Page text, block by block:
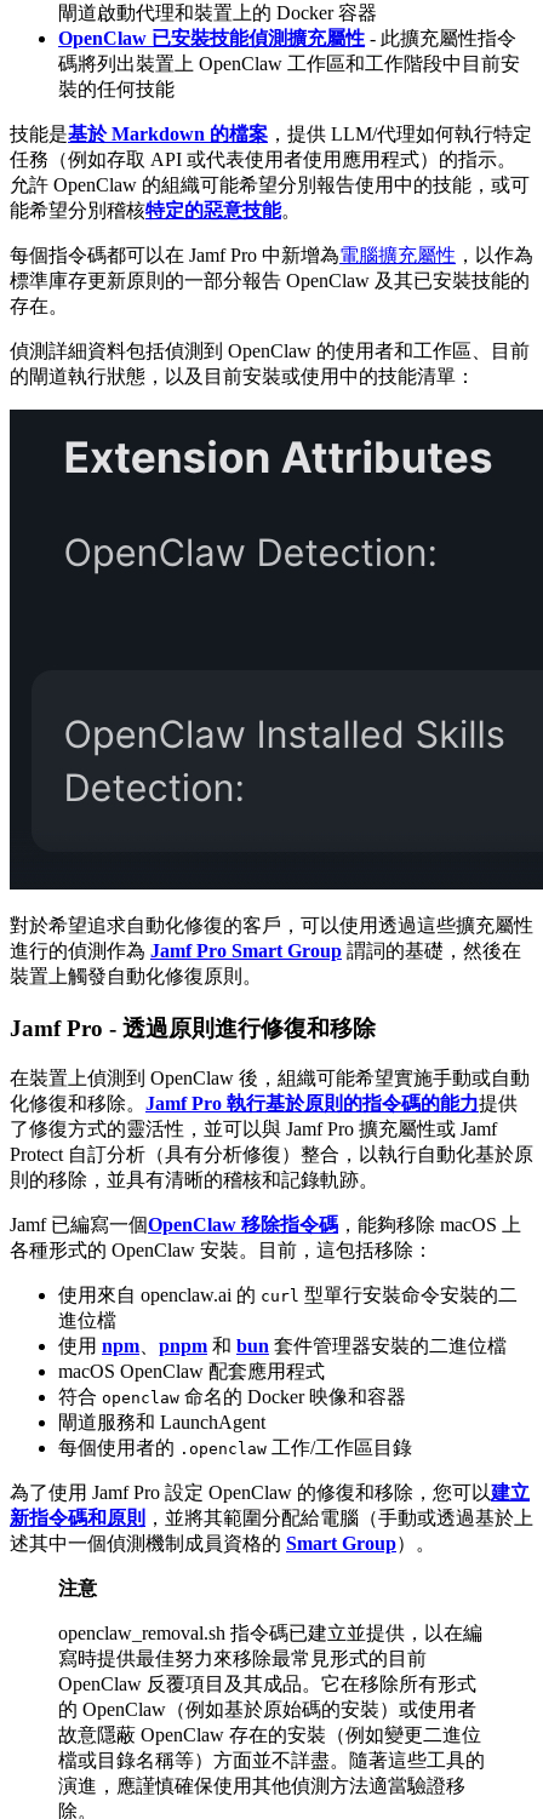
閘道啟動代理和裝置上的 Docker 容器
OpenClaw 已安裝技能偵測擴充屬性 - 此擴充屬性指令
碼將列出裝置上 OpenClaw 工作區和工作階段中目前安
裝的任何技能
技能是基於 Markdown 的檔案 ，提供 LLM/代理如何執行特定
任務（例如存取 API 或代表使用者使用應用程式）的指示。
允許 OpenClaw 的組織可能希望分別報告使用中的技能，或可
能希望分別稽核特定的惡意技能。
每個指令碼都可以在 Jamf Pro 中新增為電腦擴充屬性 ，以作為
標準庫存更新原則的一部分報告 OpenClaw 及其已安裝技能的
存在。
偵測詳細資料包括偵測到 OpenClaw 的使用者和工作區、目前
的閘道執行狀態，以及目前安裝或使用中的技能清單：
對於希望追求自動化修復的客戶，可以使用透過這些擴充屬性
進行的偵測作為 Jamf Pro Smart Group 謂詞的基礎，然後在
裝置上觸發自動化修復原則。
Jamf Pro - 透過原則進行修復和移除
在裝置上偵測到 OpenClaw 後，組織可能希望實施手動或自動
化修復和移除。 Jamf Pro 執行基於原則的指令碼的能力提供
了修復方式的靈活性，並可以與 Jamf Pro 擴充屬性或 Jamf
Protect 自訂分析（具有分析修復）整合，以執行自動化基於原
則的移除，並具有清晰的稽核和記錄軌跡。
Jamf 已編寫一個OpenClaw 移除指令碼 ，能夠移除 macOS 上
各種形式的 OpenClaw 安裝。目前，這包括移除：
使用來自 openclaw.ai 的 curl 型單行安裝命令安裝的二
進位檔
使用 npm pnpm 和 bun 套件管理器安裝的二進位檔
macOS OpenClaw 配套應用程式
符合 openclaw 命名的 Docker 映像和容器
閘道服務和 LaunchAgent
每個使用者的 .openclaw 工作/工作區目錄
為了使用 Jamf Pro 設定 OpenClaw 的修復和移除，您可以建立
新指令碼和原則 ，並將其範圍分配給電腦（手動或透過基於上
述其中一個偵測機制成員資格的 Smart Group）。
注意
openclaw_removal.sh 指令碼已建立並提供，以在編
寫時提供最佳努力來移除最常見形式的目前
OpenClaw 反覆項目及其成品。它在移除所有形式
的 OpenClaw（例如基於原始碼的安裝）或使用者
故意隱蔽 OpenClaw 存在的安裝（例如變更二進位
檔或目錄名稱等）方面並不詳盡。隨著這些工具的
演進，應謹慎確保使用其他偵測方法適當驗證移
除。